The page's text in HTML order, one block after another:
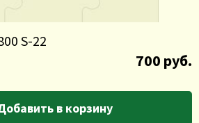
S-22
700 руб.
в корзину